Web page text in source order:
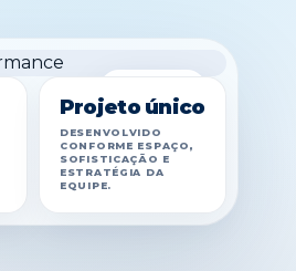
Projeto único
DESENVOLVIDO
CONFORME ESPAÇO,
SOFISTICAÇÃO E
ESTRATÉGIA DA
EQUIPE.